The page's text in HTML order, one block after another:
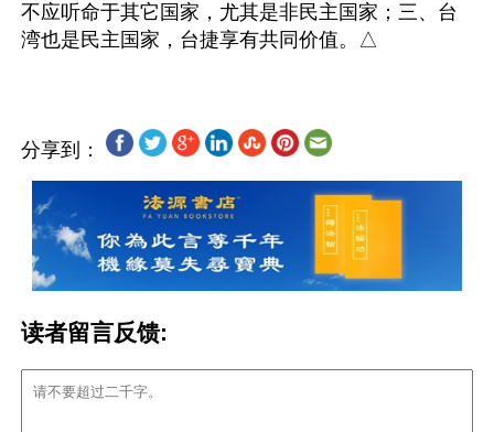
不应听命于其它国家，尤其是非民主国家；三、台
分享到：
读者留言反馈: